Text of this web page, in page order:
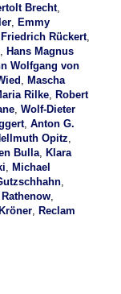
Brecht,
,Emmy
,Friedrich Rückert,
,Hans Magnus
Wolfgang von
,Mascha
Rilke ,Robert
,Wolf-Dieter
,Anton G.
Opitz
Bulla ,Klara
,Michael
,Reclam